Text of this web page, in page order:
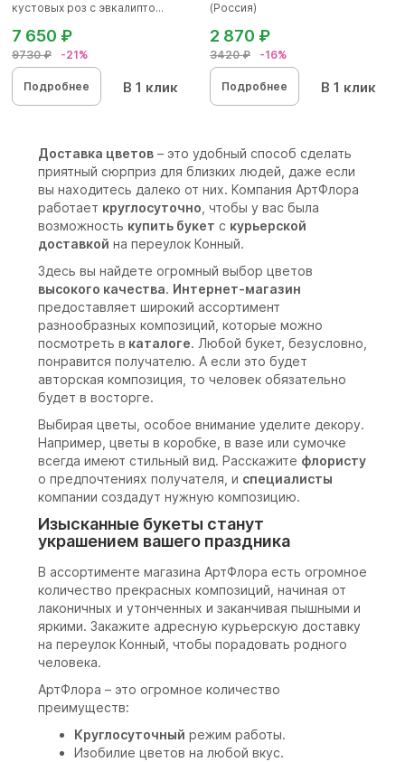
кустовых роз с эвкалипто...
9730 ₽ -21%
7 650 ₽
Подробнее В 1 клик
(Россия)
3420 ₽ -16%
2 870 ₽
Подробнее В 1 клик
Доставка цветов – это удобный способ сделать
приятный сюрприз для близких людей, даже если
вы находитесь далеко от них. Компания АртФлора
работает круглосуточно, чтобы у вас была
возможность купить букет с курьерской
доставкой на переулок Конный.
Здесь вы найдете огромный выбор цветов
высокого качества. Интернет-магазин
предоставляет широкий ассортимент
разнообразных композиций, которые можно
посмотреть в каталоге. Любой букет, безусловно,
понравится получателю. А если это будет
авторская композиция, то человек обязательно
будет в восторге.
Выбирая цветы, особое внимание уделите декору.
Например, цветы в коробке, в вазе или сумочке
всегда имеют стильный вид. Расскажите флористу
о предпочтениях получателя, и специалисты
компании создадут нужную композицию.
Изысканные букеты станут
украшением вашего праздника
В ассортименте магазина АртФлора есть огромное
количество прекрасных композиций, начиная от
лаконичных и утонченных и заканчивая пышными и
яркими. Закажите адресную курьерскую доставку
на переулок Конный, чтобы порадовать родного
человека.
АртФлора – это огромное количество
преимуществ:
Круглосуточный режим работы.
Изобилие цветов на любой вкус.